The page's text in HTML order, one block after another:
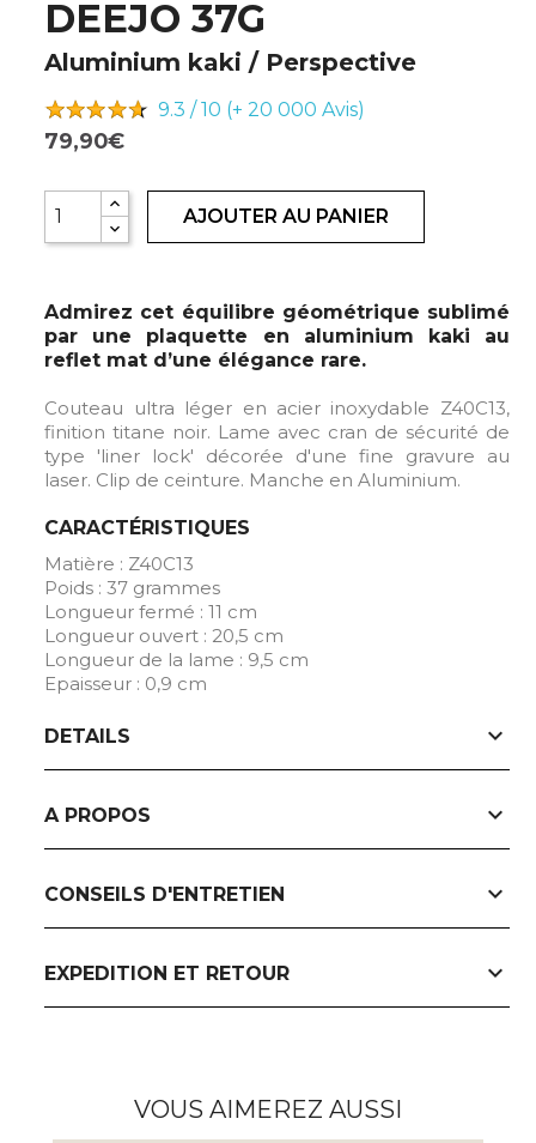
DEEJO 37G
Aluminium kaki / Perspective
9.3 / 10 (+ 20 000 Avis)
79,90€
AJOUTER AU PANIER
Admirez cet équilibre géométrique sublimé
par une plaquette en aluminium kaki au
reflet mat d’une élégance rare.
Couteau ultra léger en acier inoxydable Z40C13,
finition titane noir. Lame avec cran de sécurité de
type 'liner lock' décorée d'une fine gravure au
laser. Clip de ceinture. Manche en Aluminium.
CARACTÉRISTIQUES
Matière : Z40C13
Poids : 37 grammes
Longueur fermé : 11 cm
Longueur ouvert : 20,5 cm
Longueur de la lame : 9,5 cm
Epaisseur : 0,9 cm
DETAILS expand_more
A PROPOS expand_more
CONSEILS D'ENTRETIEN expand_more
EXPEDITION ET RETOUR expand_more
VOUS AIMEREZ AUSSI